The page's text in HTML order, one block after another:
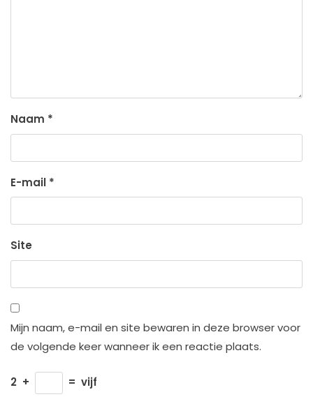
Naam *
E-mail *
Site
Mijn naam, e-mail en site bewaren in deze browser voor
de volgende keer wanneer ik een reactie plaats.
2 + = vijf